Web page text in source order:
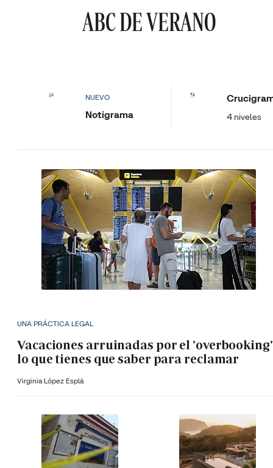
ABC DE VERANO
NUEVO
Notigrama 4 niveles
UNA PRÁCTICA LEGAL
Vacaciones arruinadas por el
lo que tienes que saber para reclamar
Virginia López Esplá